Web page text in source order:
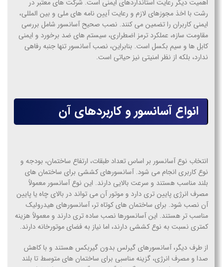
اهمیت دیگر رعایت استانداردهای ایمنی است. شرکت های معتبر در
رشت با اخذ مجوزهای لازم و رعایت آیین نامه های ملی و بین المللی،
ایمنی کاربران را تضمین می کنند. نصب صحیح آسانسور شامل بررسی
مقاومت سازه، عملکرد ترمز اضطراری، سیستم های ضد برخورد و ایمنی
کابل ها و سیم بکسل است. بنابراین، نصب آسانسور تنها جنبه رفاهی
ندارد، بلکه از نظر امنیتی نیز حیاتی است.
انواع آسانسور و کاربردهای آن
انتخاب نوع آسانسور بر اساس تعداد طبقات، ارتفاع ساختمان، بودجه و
نوع کاربری انجام می شود. آسانسورهای کششی برای ساختمان های
بلند مناسب هستند و سرعت بالایی دارند. این نوع آسانسور معمولاً
مصرف انرژی پایین تری دارد و موتور آن می تواند در بالای چاه یا پایین
آن نصب شود. برای ساختمان های کوتاه تر، آسانسورهای هیدرولیک
مناسب تر هستند. این آسانسورها نصب ساده تری دارند و معمولاً هزینه
کمتری نسبت به نوع کششی دارند، اما نیاز به فضای موتورخانه دارند.
از طرف دیگر، آسانسورهای گیرلس بدون گیربکس هستند و با کاهش
صدا و مصرف انرژی، گزینه مناسبی برای ساختمان های متوسط تا بلند